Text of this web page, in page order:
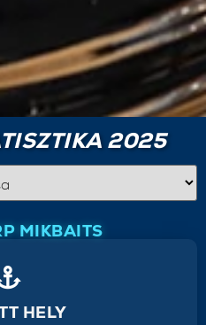
2025
MIKBAITS
HELY